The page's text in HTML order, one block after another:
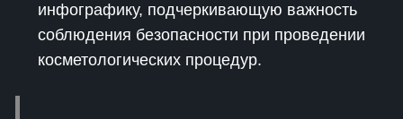
инфографику, подчеркивающую важность
соблюдения безопасности при проведении
косметологических процедур.